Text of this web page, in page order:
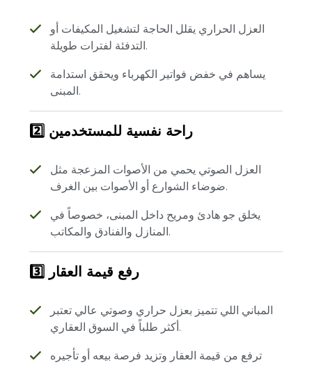
العزل الحراري يقلل الحاجة لتشغيل المكيفات أو
التدفئة لفترات طويلة.
يساهم في خفض فواتير الكهرباء ويحقق استدامة
المبنى.
2️⃣ راحة نفسية للمستخدمين
العزل الصوتي يحمي من الأصوات المزعجة مثل
ضوضاء الشوارع أو الأصوات بين الغرف.
يخلق جو هادئ ومريح داخل المبنى، خصوصاً في
المنازل والفنادق والمكاتب.
3️⃣ رفع قيمة العقار
المباني اللي تتميز بعزل حراري وصوتي عالي تعتبر
أكثر طلباً في السوق العقاري.
ترفع من قيمة العقار وتزيد فرصة بيعه أو تأجيره